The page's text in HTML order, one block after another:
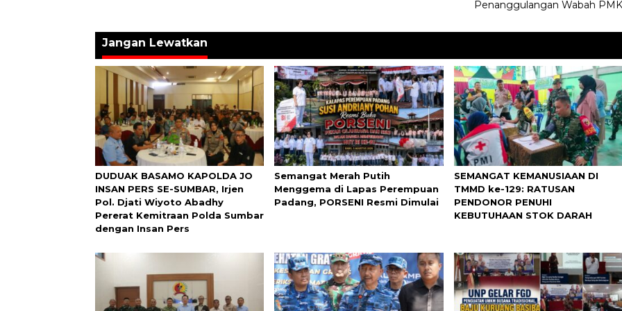
Penanggulangan Wabah PMK
Jangan Lewatkan
DUDUAK BASAMO KAPOLDA JO
INSAN PERS SE-SUMBAR, Irjen
Pol. Djati Wiyoto Abadhy
Pererat Kemitraan Polda Sumbar
dengan Insan Pers
Semangat Merah Putih
Menggema di Lapas Perempuan
Padang, PORSENI Resmi Dimulai
SEMANGAT KEMANUSIAAN DI
TMMD ke-129: RATUSAN
PENDONOR PENUHI
KEBUTUHAAN STOK DARAH